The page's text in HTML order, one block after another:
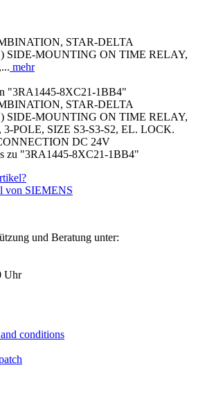
STAR-DELTA
SIDE-MOUNTING ON TIME RELAY,
mehr
"3RA1445-8XC21-1BB4"
STAR-DELTA
SIDE-MOUNTING ON TIME RELAY,
POLE, SIZE S3-S3-S2, EL. LOCK.
DC 24V
zu "3RA1445-8XC21-1BB4"
von SIEMENS
und Beratung unter:
Uhr
conditions